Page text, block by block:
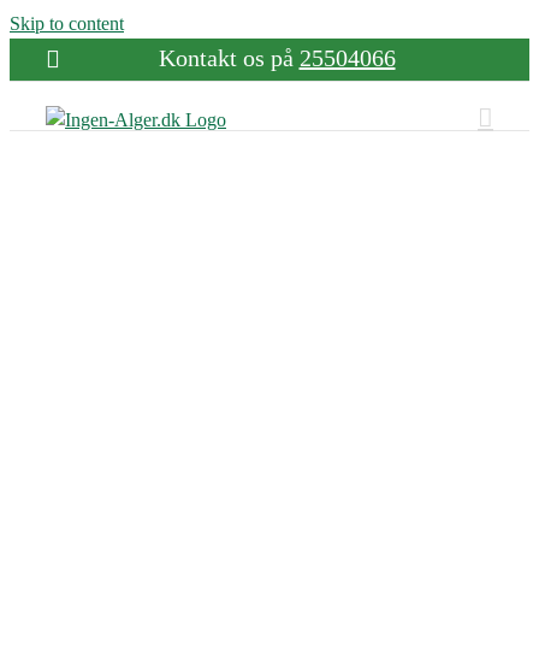
Skip to content
Kontakt os på 25504066